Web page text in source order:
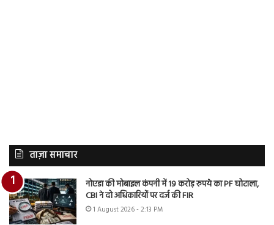
ताज़ा समाचार
नोएडा की मोबाइल कंपनी में 19 करोड़ रुपये का PF घोटाला,
CBI ने दो अधिकारियों पर दर्ज की FIR
1 August 2026 - 2:13 PM